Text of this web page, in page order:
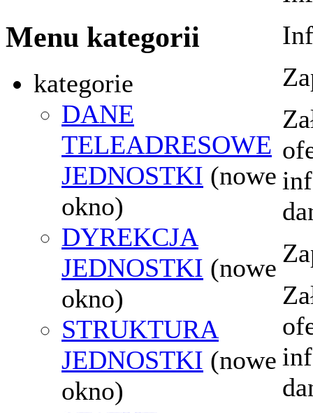
Menu kategorii
kategorie
DANE
TELEADRESOWE
JEDNOSTKI (nowe
okno)
DYREKCJA
JEDNOSTKI (nowe
okno)
STRUKTURA
JEDNOSTKI (nowe
okno)